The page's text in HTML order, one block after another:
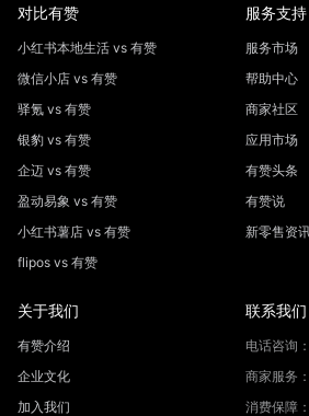
对比有赞
小红书本地生活 vs 有赞
微信小店 vs 有赞
驿氪 vs 有赞
银豹 vs 有赞
企迈 vs 有赞
盈动易象 vs 有赞
小红书薯店 vs 有赞
flipos vs 有赞
服务支持
服务市场
帮助中心
商家社区
应用市场
有赞头条
有赞说
新零售资
关于我们
有赞介绍
企业文化
加入我们
联系我们
电话咨询
商家服务
消费保障